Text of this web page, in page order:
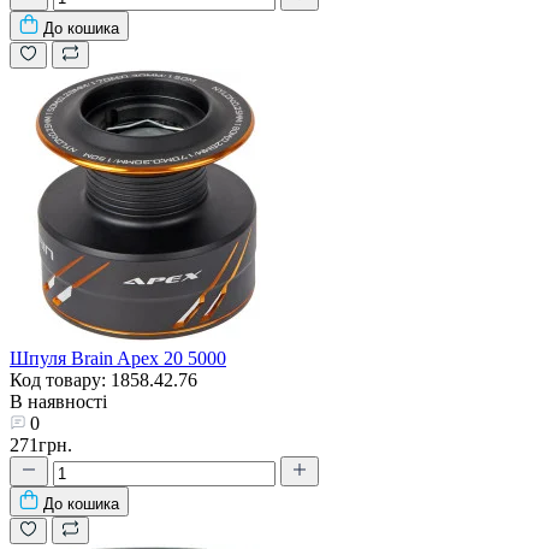
До кошика
Шпуля Brain Apex 20 5000
Код товару: 1858.42.76
В наявності
0
271грн.
До кошика